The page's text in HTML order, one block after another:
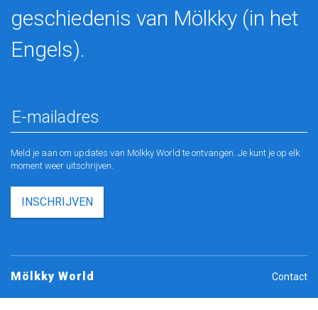
geschiedenis van Mölkky (in het
Engels).
Meld je aan om updates van Mölkky World te ontvangen. Je kunt je op elk
moment weer uitschrijven.
INSCHRIJVEN
Mölkky World Contact